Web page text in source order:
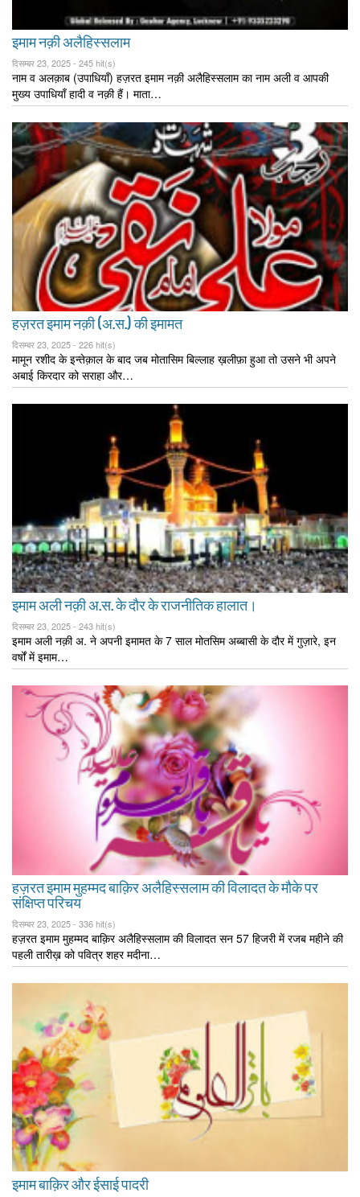
इमाम नक़ी अलैहिस्सलाम
दिसम्बर 23, 2025 - 245 hit(s)
नाम व अलक़ाब (उपाधियाँ) हज़रत इमाम नक़ी अलैहिस्सलाम का नाम अली व आपकी
मुख्य उपाधियाँ हादी व नक़ी हैं। माता…
हज़रत इमाम नक़ी (अ.स.) की इमामत
दिसम्बर 23, 2025 - 226 hit(s)
मामून रशीद के इन्तेक़ाल के बाद जब मोतासिम बिल्लाह ख़लीफ़ा हुआ तो उसने भी अपने
अबाई किरदार को सराहा और…
इमाम अली नक़ी अ.स. के दौर के राजनीतिक हालात।
दिसम्बर 23, 2025 - 243 hit(s)
इमाम अली नक़ी अ. ने अपनी इमामत के 7 साल मोतसिम अब्बासी के दौर में गुज़ारे, इन
वर्षों में इमाम…
हज़रत इमाम मुहम्मद बाक़िर अलैहिस्सलाम की विलादत के मौके पर
संक्षिप्त परिचय
दिसम्बर 23, 2025 - 336 hit(s)
हज़रत इमाम मुहम्मद बाक़िर अलैहिस्सलाम की विलादत सन 57 हिजरी में रजब महीने की
पहली तारीख़ को पवित्र शहर मदीना…
इमाम बाक़िर और ईसाई पादरी